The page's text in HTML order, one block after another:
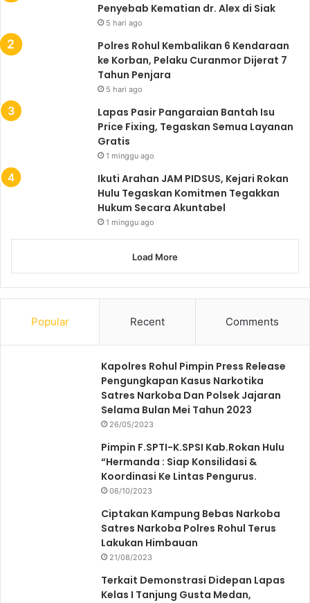
Penyebab Kematian dr. Alex di Siak
5 hari ago
Polres Rohul Kembalikan 6 Kendaraan
ke Korban, Pelaku Curanmor Dijerat 7
Tahun Penjara
5 hari ago
Lapas Pasir Pangaraian Bantah Isu
Price Fixing, Tegaskan Semua Layanan
Gratis
1 minggu ago
Ikuti Arahan JAM PIDSUS, Kejari Rokan
Hulu Tegaskan Komitmen Tegakkan
Hukum Secara Akuntabel
1 minggu ago
Load More
Popular Recent Comments
Kapolres Rohul Pimpin Press Release
Pengungkapan Kasus Narkotika
Satres Narkoba Dan Polsek Jajaran
Selama Bulan Mei Tahun 2023
26/05/2023
Pimpin F.SPTI-K.SPSI Kab.Rokan Hulu
“Hermanda : Siap Konsilidasi &
Koordinasi Ke Lintas Pengurus.
06/10/2023
Ciptakan Kampung Bebas Narkoba
Satres Narkoba Polres Rohul Terus
Lakukan Himbauan
21/08/2023
Terkait Demonstrasi Didepan Lapas
Kelas I Tanjung Gusta Medan,